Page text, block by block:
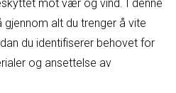
mot vær og vind. I denne
alt du trenger å vite
du identifiserer behovet for
og ansettelse av